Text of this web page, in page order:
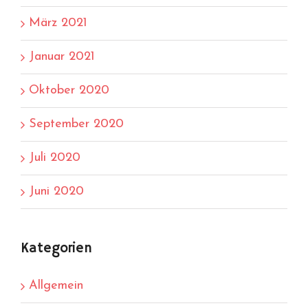
März 2021
Januar 2021
Oktober 2020
September 2020
Juli 2020
Juni 2020
Kategorien
Allgemein